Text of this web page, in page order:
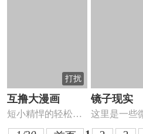
打扰
互撸大漫画
短小精悍的轻松小
漫画，等待你挖掘
镜子现实
这里是一些
光的小故事